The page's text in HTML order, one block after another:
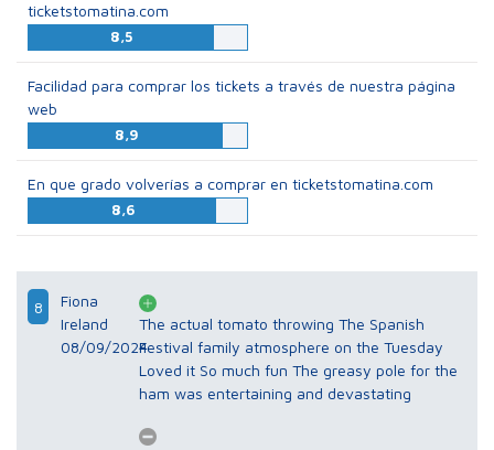
ticketstomatina.com
8,5
Facilidad para comprar los tickets a través de nuestra página
web
8,9
En que grado volverías a comprar en ticketstomatina.com
8,6
8
Fiona
Ireland
08/09/2024
The actual tomato throwing The Spanish
Festival family atmosphere on the Tuesday
Loved it So much fun The greasy pole for the
ham was entertaining and devastating